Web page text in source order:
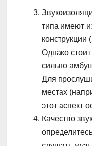
типа имеют
конструкции
Однако
сильно
Для
местах
этот аспект
Качество